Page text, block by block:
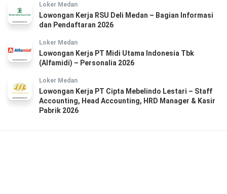
Loker Medan
Lowongan Kerja RSU Deli Medan – Bagian Informasi
dan Pendaftaran 2026
Loker Medan
Lowongan Kerja PT Midi Utama Indonesia Tbk
(Alfamidi) – Personalia 2026
Loker Medan
Lowongan Kerja PT Cipta Mebelindo Lestari – Staff
Accounting, Head Accounting, HRD Manager & Kasir
Pabrik 2026